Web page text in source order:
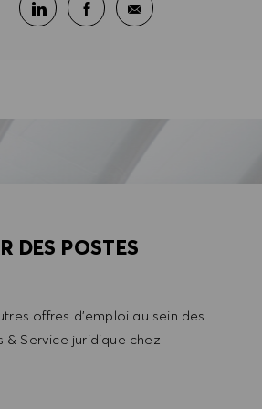
Partager sur LinkedIn
Partager sur Facebook
Partager par e-mail
DES POSTES
offres d'emploi au sein des
& Service juridique chez